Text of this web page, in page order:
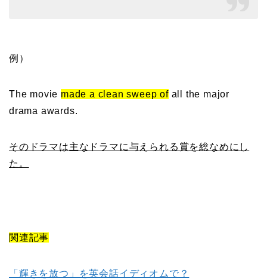
例）
The movie made a clean sweep ofall the major
drama awards.
そのドラマは主なドラマに与えられる賞を総なめにし
た。
関連記事
「輝きを放つ」を英会話イディオムで？